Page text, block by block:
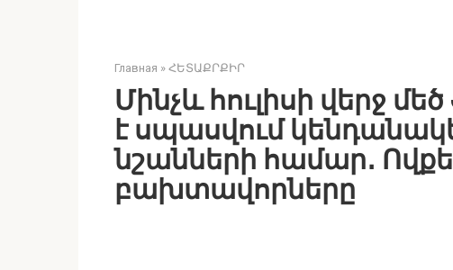
Главная » ՀԵՏԱՔՐՔԻՐ
Մինչև հուլիսի վերջ
է սպասվում
նշանների համար․
բախտավորները